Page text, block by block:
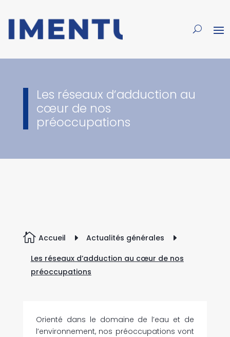
Les réseaux d’adduction au
cœur de nos
préoccupations
 Accueil E Actualités générales
E
Les réseaux d’adduction au cœur de nos
préoccupations
Orienté dans le domaine de l’eau et de
l’environnement, nos préoccupations vont